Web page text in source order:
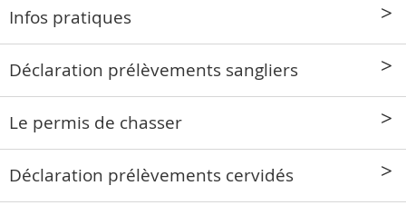
Infos pratiques
Déclaration prélèvements sangliers
Le permis de chasser
Déclaration prélèvements cervidés